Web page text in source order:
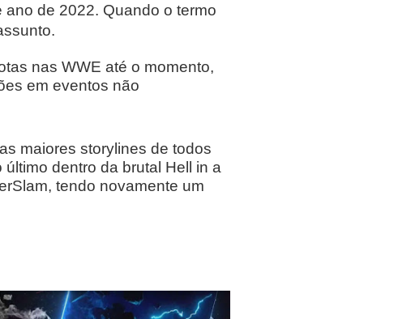
de 2022. Quando o termo
nas WWE até o momento,
em eventos não
maiores storylines de todos
dentro da brutal Hell in a
tendo novamente um